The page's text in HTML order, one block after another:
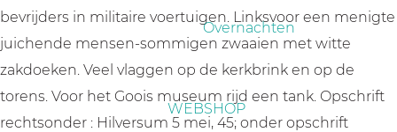
Overnachten
WEBSHOP
bevrijders in militaire voertuigen. Linksvoor een menigte
juichende mensen-sommigen zwaaien met witte
zakdoeken. Veel vlaggen op de kerkbrink en op de
torens. Voor het Goois museum rijd een tank. Opschrift
rechtsonder : Hilversum 5 mei, 45; onder opschrift